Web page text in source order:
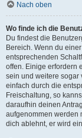
Nach oben
Wo finde ich die
Du findest die
Bereich. Wenn du
entsprechenden
offen. Einige erfordern
sein und weitere sogar
einfach durch die
Freischaltung, so
daraufhin deinen
aufgenommen werden
dich ablehnt, er wird